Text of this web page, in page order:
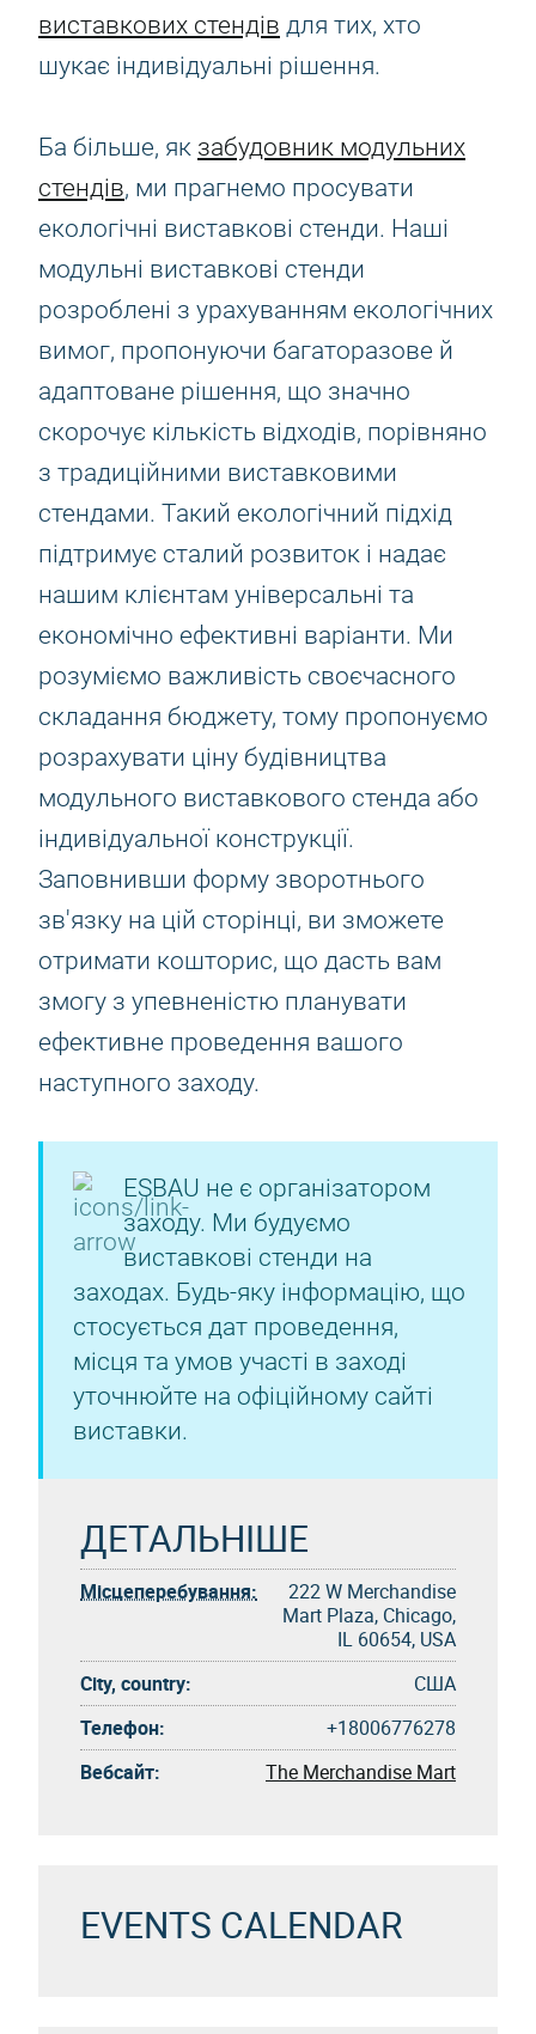
виставкових стендів для тих, хто
шукає індивідуальні рішення.
Ба більше, як забудовник модульних
стендів, ми прагнемо просувати
екологічні виставкові стенди. Наші
модульні виставкові стенди
розроблені з урахуванням екологічних
вимог, пропонуючи багаторазове й
адаптоване рішення, що значно
скорочує кількість відходів, порівняно
з традиційними виставковими
стендами. Такий екологічний підхід
підтримує сталий розвиток і надає
нашим клієнтам універсальні та
економічно ефективні варіанти. Ми
розуміємо важливість своєчасного
складання бюджету, тому пропонуємо
розрахувати ціну будівництва
модульного виставкового стенда або
індивідуальної конструкції.
Заповнивши форму зворотнього
зв'язку на цій сторінці, ви зможете
отримати кошторис, що дасть вам
змогу з упевненістю планувати
ефективне проведення вашого
наступного заходу.
ESBAU не є організатором
заходу. Ми будуємо
виставкові стенди на
заходах. Будь-яку інформацію, що
стосується дат проведення,
місця та умов участі в заході
уточнюйте на офіційному сайті
виставки.
ДЕТАЛЬНІШЕ
Місцеперебування:
222 W Merchandise
Mart Plaza, Chicago,
IL 60654, USA
City, country:
США
Телефон:
+18006776278
Вебсайт:
The Merchandise Mart
EVENTS CALENDAR